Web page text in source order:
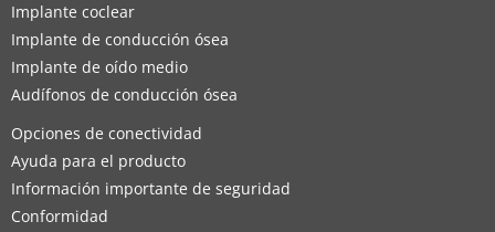
Implante coclear
Implante de conducción ósea
Implante de oído medio
Audífonos de conducción ósea
Opciones de conectividad
Ayuda para el producto
Información importante de seguridad
Conformidad